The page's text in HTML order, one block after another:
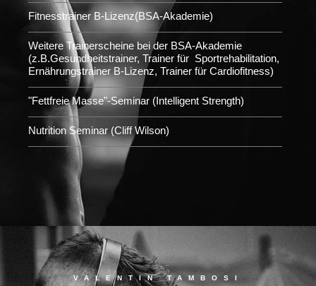
Fitnesstrainer B-Lizenz(BSA-Akademie)
Weitere Trainerscheine bei der BSA-Akademie
(z.B.Gesundheitstrainer, Trainer für Sportrehabilitation,
Ernährungstrainer B-Lizenz, Trainer für Cardiofitness)
"Fettfreie Masse"-Seminar (Intelligent Strength)
Nutrition Seminar (Cliff Wilson)
VALENTIN TAMBOSI